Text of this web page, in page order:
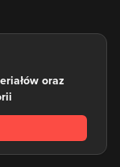
takie
na Android
aplikacji
się jakie są
na
są używane
oraz